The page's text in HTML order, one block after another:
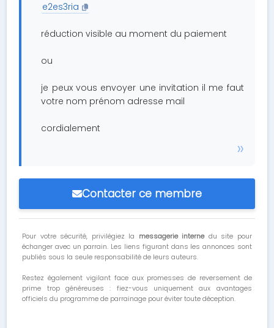
e2es3ria
réduction visible au moment du paiement
ou
je peux vous envoyer une invitation il me faut
votre nom prénom adresse mail
cordialement
Contacter ce membre
Pour votre sécurité, privilégiez la messagerie internedu site pour
échanger avec un parrain. Les liens figurant dans les annonces sont
publiés sous la seule responsabilité de leurs auteurs.
Restez également vigilant face aux promesses de reversement de
prime trop généreuses : fiez-vous uniquement aux avantages
officiels du programme de parrainage pour éviter toute déception.